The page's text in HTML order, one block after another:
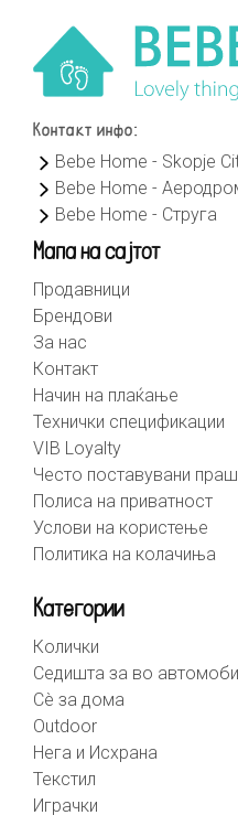
Контакт инфо:
Bebe Home - Skopje
Bebe Home -
Bebe Home - Струга
Мапа на сајтот
Продавници
Брендови
За нас
Контакт
Начин на плаќање
Технички спецификации
VIB Loyalty
Често поставувани
Полиса на приватност
Услови на користење
Политика на колачиња
Категории
Колички
Седишта за во
Сè за дома
Outdoor
Нега и Исхрана
Текстил
Играчки